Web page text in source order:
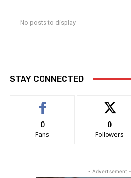
No posts to display
STAY CONNECTED
0
Fans
0
Followers
- Advertisement -